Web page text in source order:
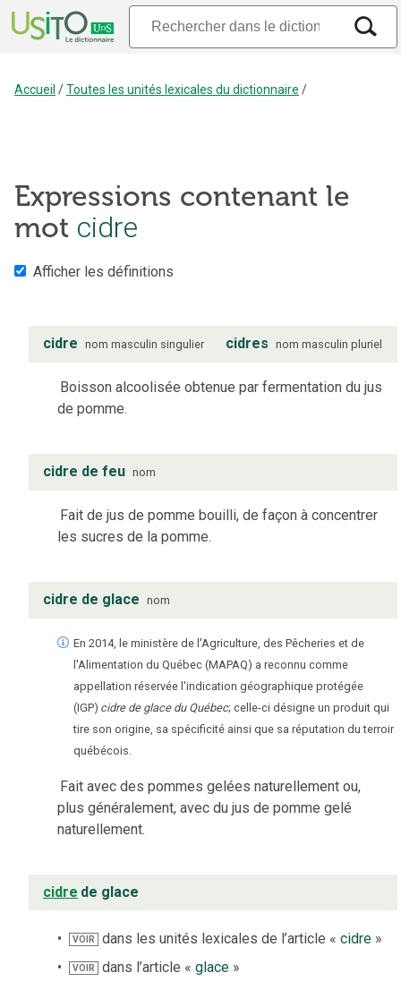
Accueil /Toutes les unités lexicales du dictionnaire /
Expressions contenant le
mot cidre
Afficher les définitions
cidre nom masculin singulier cidres nom masculin pluriel
Boisson alcoolisée obtenue par fermentation du jus
de pomme.
cidre de feu nom
Fait de jus de pomme bouilli, de façon à concentrer
les sucres de la pomme.
cidre de glace nom
En 2014, le ministère de l'Agriculture, des Pêcheries et de
l'Alimentation du Québec (MAPAQ) a reconnu comme
appellation réservée l'indication géographique protégée
(IGP) cidre de glace du Québec; celle-ci désigne un produit qui
tire son origine, sa spécificité ainsi que sa réputation du terroir
québécois.
Fait avec des pommes gelées naturellement ou,
plus généralement, avec du jus de pomme gelé
naturellement.
cidre de glace
VOIR dans les unités lexicales de l’article «cidre »
VOIR dans l’article «glace »